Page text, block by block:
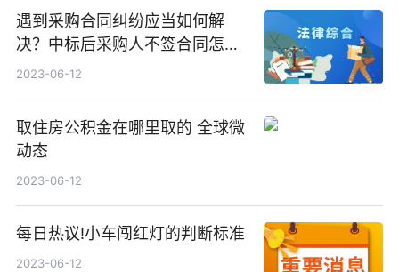
遇到采购合同纠纷应当如何解
决？中标后采购人不签合同怎么
处罚？-环球热推荐
2023-06-12
取住房公积金在哪里取的 全球微
动态
2023-06-12
每日热议!小车闯红灯的判断标准
2023-06-12